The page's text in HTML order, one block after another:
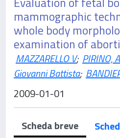
mammographic
whole body
examination of
MAZZARELLO V; PIRINO,
Giovanni Battista;
2009-01-01
Scheda breve